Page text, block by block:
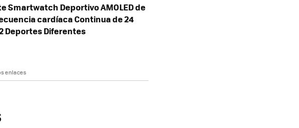
Smartwatch Deportivo AMOLED de
cardíaca Continua de 24
Deportes Diferentes
enlaces